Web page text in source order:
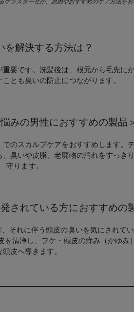
を解決する方法は？
要です。洗髪後は、根元から毛先に
とも臭いの防止につながります。
みの男性におすすめの製品
でのスカルプケアをおすすめします。
臭いや皮脂、老廃物の汚れをすっき
守ります。
されている方におすすめの
それに伴う頭皮の臭いを気にされて
を清浄し、フケ・頭皮の痒み（かゆ
頭皮へ導きます。